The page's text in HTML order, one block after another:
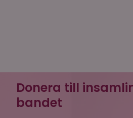
Donera till
bandet